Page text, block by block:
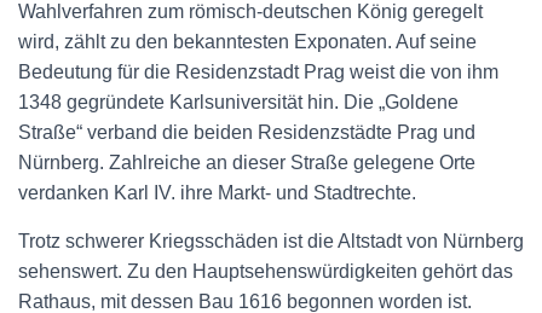
Wahlverfahren zum römisch-deutschen König geregelt
wird, zählt zu den bekanntesten Exponaten. Auf seine
Bedeutung für die Residenzstadt Prag weist die von ihm
1348 gegründete Karlsuniversität hin. Die „Goldene
Straße“ verband die beiden Residenzstädte Prag und
Nürnberg. Zahlreiche an dieser Straße gelegene Orte
verdanken Karl IV. ihre Markt- und Stadtrechte.
Trotz schwerer Kriegsschäden ist die Altstadt von Nürnberg
sehenswert. Zu den Hauptsehenswürdigkeiten gehört das
Rathaus, mit dessen Bau 1616 begonnen worden ist.